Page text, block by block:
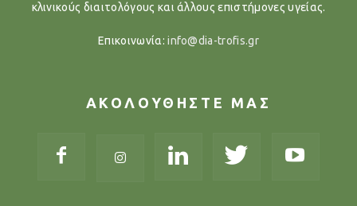
κλινικούς διαιτολόγους και άλλους επιστήμονες υγείας.
Επικοινωνία:info@dia-trofis.gr
ΑΚΟΛΟΥΘΗΣΤΕ ΜΑΣ